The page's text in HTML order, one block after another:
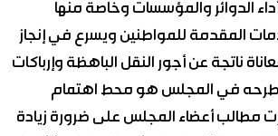
الدوائر والمؤسسات وخاصة منها
المقدمة للمواطنين ويسرع في إنجاز
ناتجة عن أجور النقل الباهظة وإرباكات
طرحه في المجلس هو محط اهتمام
مطالب أعضاء المجلس على ضرورة زيادة